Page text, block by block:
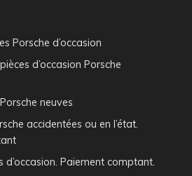
Porsche d’occasion
d’occasion Porsche
neuves
accidentées ou en l’état.
d’occasion. Paiement comptant.